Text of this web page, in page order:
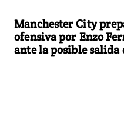
Manchester City
ofensiva por Enzo
ante la posible salida